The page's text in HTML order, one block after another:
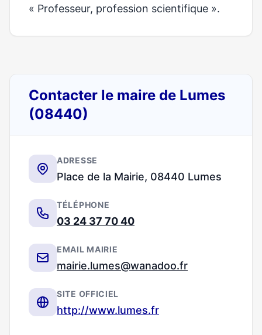
« Professeur, profession scientifique ».
Contacter le maire de Lumes
(08440)
ADRESSE
Place de la Mairie, 08440 Lumes
TÉLÉPHONE
03 24 37 70 40
EMAIL MAIRIE
mairie.lumes@wanadoo.fr
SITE OFFICIEL
http://www.lumes.fr